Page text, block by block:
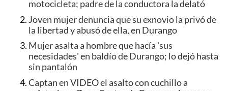
motocicleta; padre de la conductora la delató
Joven mujer denuncia que su exnovio la privó de
la libertad y abusó de ella, en Durango
Mujer asalta a hombre que hacía 'sus
necesidades' en baldío de Durango; lo dejó hasta
sin pantalón
Captan en VIDEO el asalto con cuchillo a